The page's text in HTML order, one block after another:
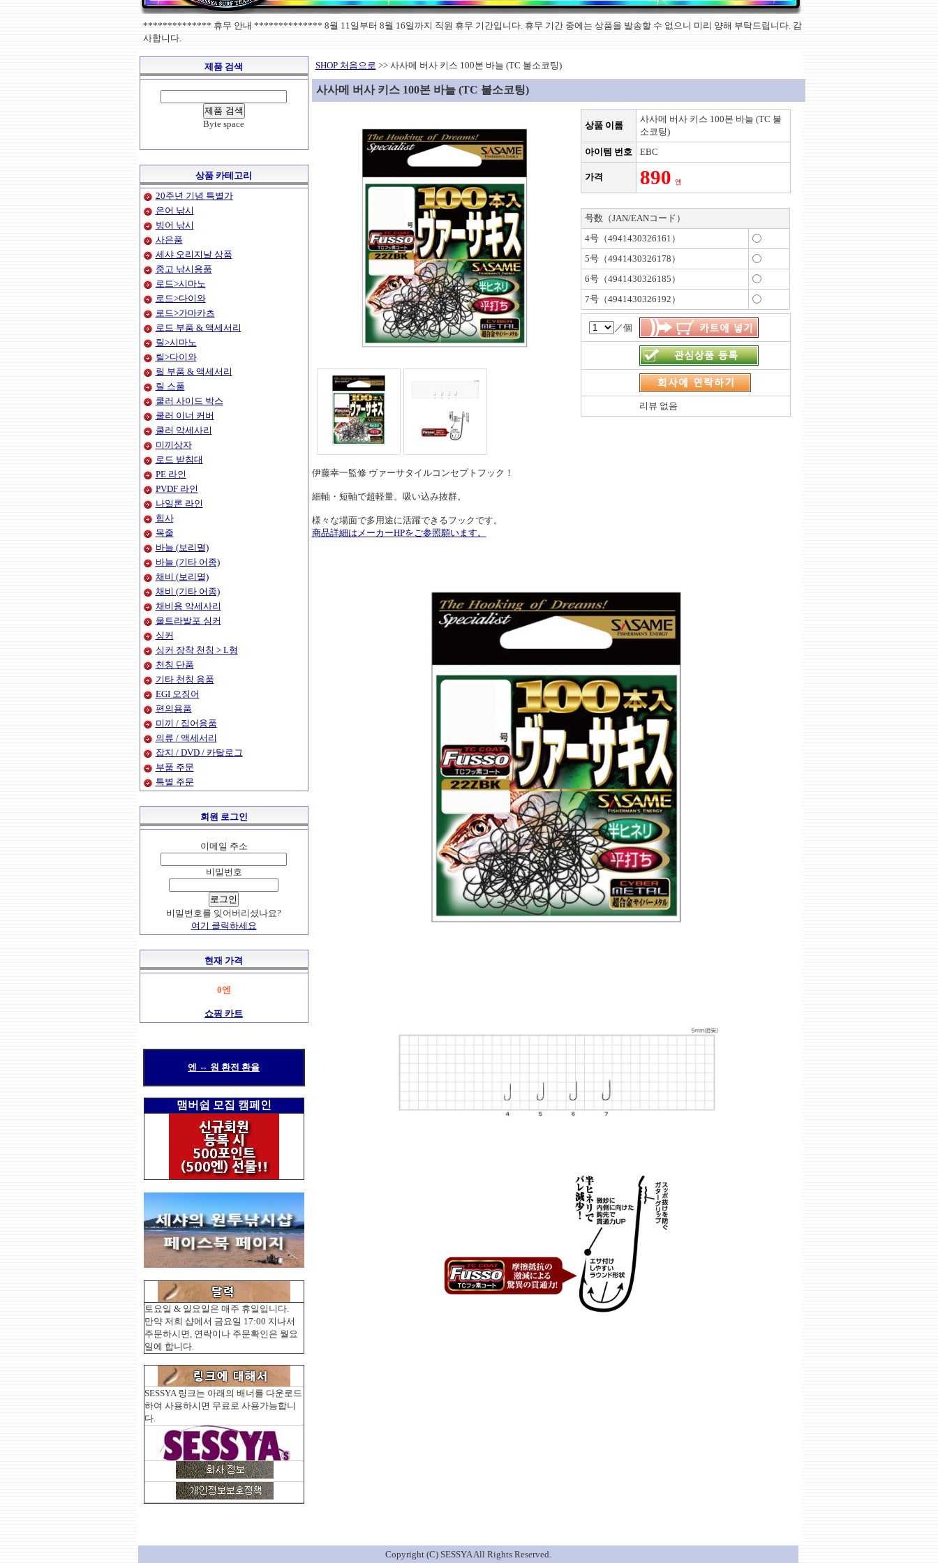
************** 휴무 안내 ************** 8월 11일부터 8월 16일까지 직원 휴무 기간입니다. 휴무 기간 중에는 상품을 발송할 수 없으니 미리 양해 부탁드립니다. 감
사합니다.
제품 검색
Byte space
상품 카테고리
20주년 기념 특별가
은어 낚시
빙어 낚시
사은품
세샤 오리지날 상품
중고 낚시용품
로드>시마노
로드>다이와
로드>가마카츠
로드 부품 & 액세서리
릴>시마노
릴>다이와
릴 부품 & 액세서리
릴 스풀
쿨러 사이드 박스
쿨러 이너 커버
쿨러 악세사리
미끼상자
로드 받침대
PE 라인
PVDF 라인
나일론 라인
힘사
목줄
바늘 (보리멸)
바늘 (기타 어종)
채비 (보리멸)
채비 (기타 어종)
채비용 악세사리
울트라발포 싱커
싱커
싱커 장착 천칭 > L형
천칭 단품
기타 천칭 용품
EGI 오징어
편의용품
미끼 / 집어용품
의류 / 액세서리
잡지 / DVD / 카탈로그
부품 주문
특별 주문
회원 로그인
이메일 주소
비밀번호
비밀번호를 잊어버리셨나요?
여기 클릭하세요
현재 가격
0엔
쇼핑 카트
엔 ⇔ 원 환전 환율
맴버쉽 모집 캠페인
토요일 & 일요일은 매주 휴일입니다.
만약 저희 샵에서 금요일 17:00 지나서
주문하시면, 연락이나 주문확인은 월요
일에 합니다.
SESSYA 링크는 아래의 배너를 다운로드
하여 사용하시면 무료로 사용가능합니
다.
SHOP 처음으로 >> 사사메 버사 키스 100본 바늘 (TC 불소코팅)
사사메 버사 키스 100본 바늘 (TC 불소코팅)
상품 이름
사사메 버사 키스 100본 바늘 (TC 불
소코팅)
아이템 번호
EBC
가격 890 엔
号数（JAN/EANコード）
4号（4941430326161）
5号（4941430326178）
6号（4941430326185）
7号（4941430326192）
／個
리뷰 없음
伊藤幸一監修 ヴァーサタイルコンセプトフック！
細軸・短軸で超軽量。吸い込み抜群。
様々な場面で多用途に活躍できるフックです。
商品詳細はメーカーHPをご参照願います。
Copyright (C) SESSYA All Rights Reserved.